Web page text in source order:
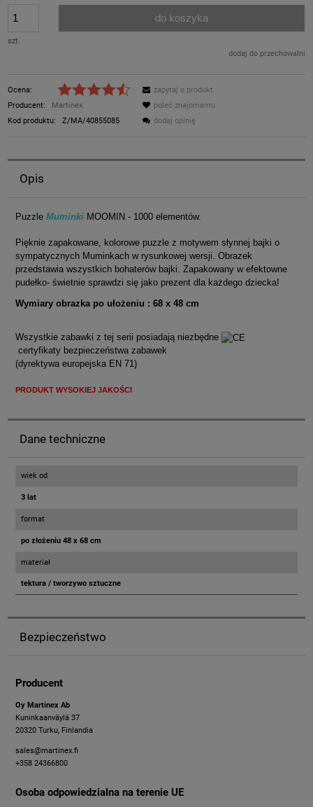
szt.
do koszyka
dodaj do przechowalni
Ocena:
Producent:
Martinex
Kod produktu:
Z/MA/40855085
zapytaj o produkt
poleć znajomemu
dodaj opinię
Opis
Puzzle Muminki MOOMIN - 1000 elementów.
Pięknie zapakowane, kolorowe puzzle z motywem słynnej bajki o
sympatycznych Muminkach w rysunkowej wersji. Obrazek
przedstawia wszystkich bohaterów bajki. Zapakowany w efektowne
pudełko- świetnie sprawdzi się jako prezent dla każdego dziecka!
Wymiary obrazka po ułożeniu : 68 x 48 cm
Wszystkie zabawki z tej serii posiadają niezbędne
certyfikaty bezpieczeństwa zabawek
(dyrektywa europejska EN 71)
PRODUKT WYSOKIEJ JAKOŚCI
Dane techniczne
wiek od
3 lat
format
po złożeniu 48 x 68 cm
materiał
tektura / tworzywo sztuczne
Bezpieczeństwo
Producent
Oy Martinex Ab
Kuninkaanväylä 37
20320 Turku, Finlandia
sales@martinex.fi
+358 24366800
Osoba odpowiedzialna na terenie UE